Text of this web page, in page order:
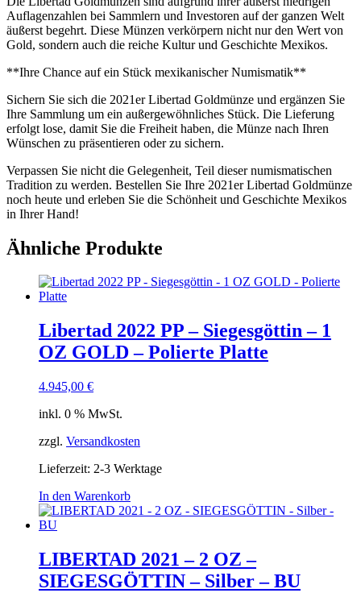
Auflagenzahlen bei Sammlern und Investoren auf der ganzen Welt
äußerst begehrt. Diese Münzen verkörpern nicht nur den Wert von
Gold, sondern auch die reiche Kultur und Geschichte Mexikos.
**Ihre Chance auf ein Stück mexikanischer Numismatik**
Sichern Sie sich die 2021er Libertad Goldmünze und ergänzen Sie
Ihre Sammlung um ein außergewöhnliches Stück. Die Lieferung
erfolgt lose, damit Sie die Freiheit haben, die Münze nach Ihren
Wünschen zu präsentieren oder zu sichern.
Verpassen Sie nicht die Gelegenheit, Teil dieser numismatischen
Tradition zu werden. Bestellen Sie Ihre 2021er Libertad Goldmünze
noch heute und erleben Sie die Schönheit und Geschichte Mexikos
in Ihrer Hand!
Ähnliche Produkte
Libertad 2022 PP – Siegesgöttin – 1
OZ GOLD – Polierte Platte
4.945,00 €
inkl. 0 % MwSt.
zzgl. Versandkosten
Lieferzeit: 2-3 Werktage
In den Warenkorb
LIBERTAD 2021 – 2 OZ –
SIEGESGÖTTIN – Silber – BU